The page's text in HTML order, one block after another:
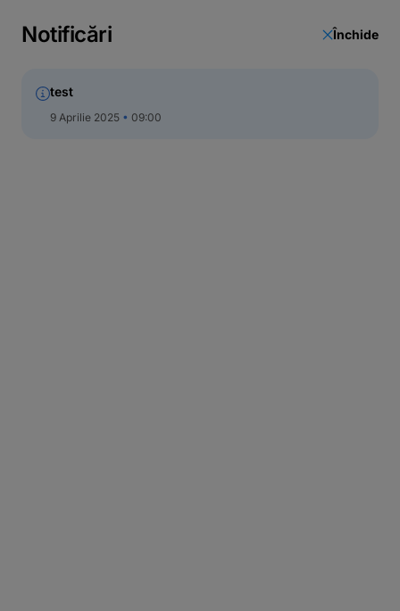
Notificări Închide
test
9 Aprilie 2025 09:00